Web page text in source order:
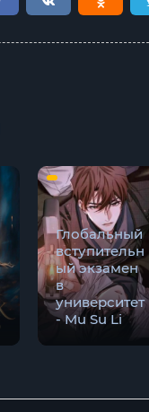
Глобальный
вступительн
ый экзамен
в
университет
- Mu Su Li